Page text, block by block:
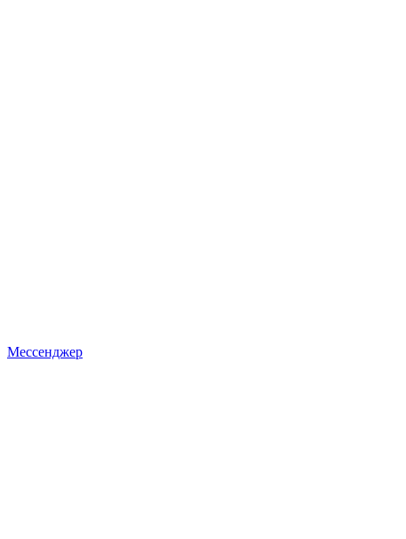
Мессенджер